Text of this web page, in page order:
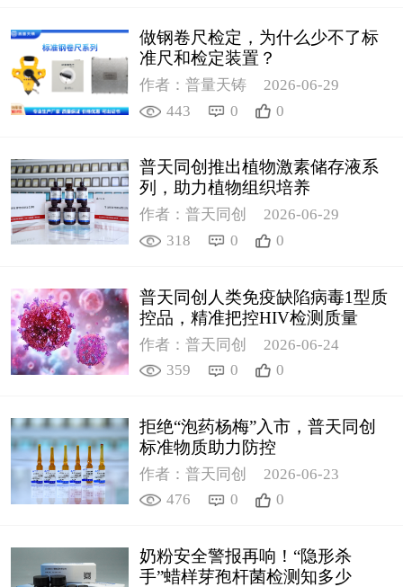
做钢卷尺检定，为什么少不了标
准尺和检定装置？
作者：普量天铸
2026-06-29
443
0 0
普天同创推出植物激素储存液系
列，助力植物组织培养
作者：普天同创
2026-06-29
318
0 0
普天同创人类免疫缺陷病毒1型质
控品，精准把控HIV检测质量
作者：普天同创
2026-06-24
359
0 0
拒绝“泡药杨梅”入市，普天同创
标准物质助力防控
作者：普天同创
2026-06-23
476
0 0
奶粉安全警报再响！“隐形杀
手”蜡样芽孢杆菌检测知多少